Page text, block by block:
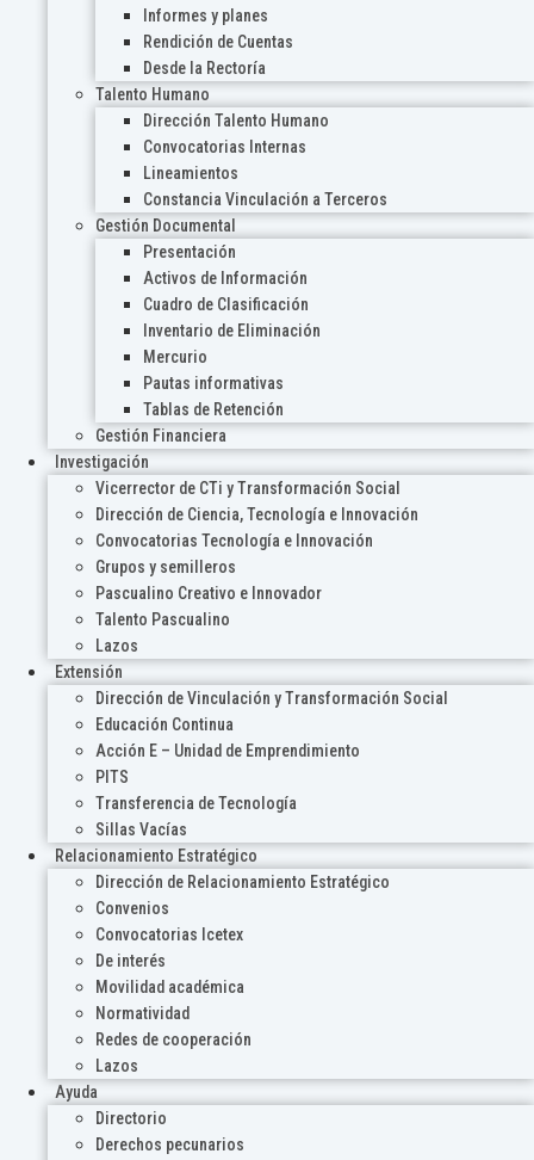
Informes y planes
Rendición de Cuentas
Desde la Rectoría
Talento Humano
Dirección Talento Humano
Convocatorias Internas
Lineamientos
Constancia Vinculación a Terceros
Gestión Documental
Presentación
Activos de Información
Cuadro de Clasificación
Inventario de Eliminación
Mercurio
Pautas informativas
Tablas de Retención
Gestión Financiera
Investigación
Vicerrector de CTi y Transformación Social
Dirección de Ciencia, Tecnología e Innovación
Convocatorias Tecnología e Innovación
Grupos y semilleros
Pascualino Creativo e Innovador
Talento Pascualino
Lazos
Extensión
Dirección de Vinculación y Transformación Social
Educación Continua
Acción E – Unidad de Emprendimiento
PITS
Transferencia de Tecnología
Sillas Vacías
Relacionamiento Estratégico
Dirección de Relacionamiento Estratégico
Convenios
Convocatorias Icetex
De interés
Movilidad académica
Normatividad
Redes de cooperación
Lazos
Ayuda
Directorio
Derechos pecunarios